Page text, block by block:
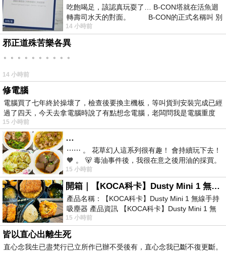
吃飽喝足，該認真玩耍了… B-CON塔就在活魚迴
轉壽司水天的對面。 B-CON的正式名稱叫 別
14 小時前
邪正道殊苦樂各異
。。。。。。。。。。
14 小時前
修電腦
電腦買了七年終於操壞了，檢查後要換主機板，等叫貨到安裝完成已經
過了四天，今天去拿電腦時說了有點想念電腦，老闆問我是電腦重度
15 小時前
…
⋯⋯ 。 花草幻人這系列很有趣！ 會持續玩下去！
🧡 。 🐻 毒油事件後，我很在意之後用油的採買。
前天購買了我之前就很愛
15 小時前
開箱｜【KOCA科卡】Dusty Mini 1 無線手持吸塵器
產品名稱：【KOCA科卡】Dusty Mini 1 無線手持
吸塵器 產品資訊 【KOCA科卡】Dusty Mini 1 無
線手持吸塵器評語： 能吸、能吹兼具兩
15 小時前
皆以直心出離生死
直心念我生已盡梵行已立所作已辦不受後有，直心念我已斷不復更斷。